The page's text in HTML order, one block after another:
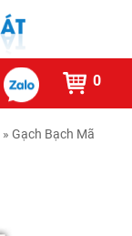
0
» Gạch Bạch Mã